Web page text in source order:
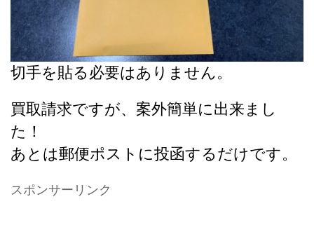
切手を貼る必要はありません。
買取請求ですが、案外簡単に出来まし
た！
あとは郵便ポストに投函するだけです。
スポンサーリンク